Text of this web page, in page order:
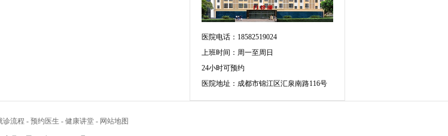
医院电话：18582519024
上班时间：周一至周日
24小时可预约
医院地址：成都市锦江区汇泉南路116号
诊流程 - 预约医生 - 健康讲堂 - 网站地图